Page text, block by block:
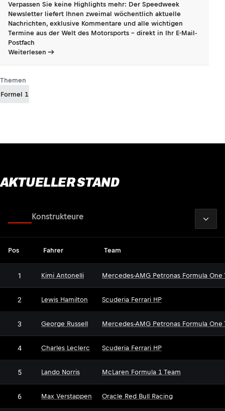
Verpassen Sie keine Highlights mehr: Der Speedweek
Newsletter liefert Ihnen zweimal wöchentlich aktuelle
Nachrichten, exklusive Kommentare und alle wichtigen
Termine aus der Welt des Motorsports - direkt in Ihr E-Mail-
Postfach
Weiterlesen
Themen
Formel 1
AKTUELLER STAND
Konstrukteure
Pos Fahrer Team
1 Kimi Antonelli Mercedes-AMG Petronas Formula One
2 Lewis Hamilton Scuderia Ferrari HP
3 George Russell Mercedes-AMG Petronas Formula One
4 Charles Leclerc Scuderia Ferrari HP
5 Lando Norris McLaren Formula 1 Team
6 Max Verstappen Oracle Red Bull Racing